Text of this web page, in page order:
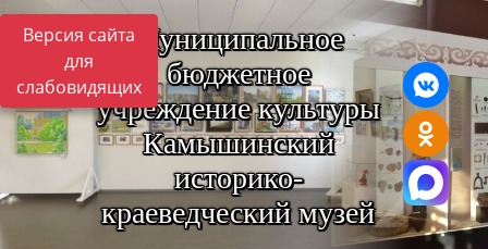
Версия сайта
для
слабовидящих
Муниципальное
бюджетное
учреждение культуры
Камышинский
историко-
краеведческий музей